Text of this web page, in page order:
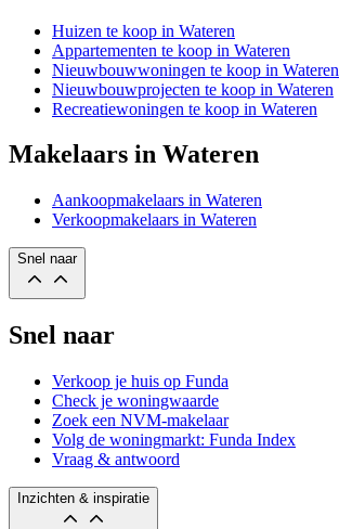
Huizen te koop in Wateren
Appartementen te koop in Wateren
Nieuwbouwwoningen te koop in Wateren
Nieuwbouwprojecten te koop in Wateren
Recreatiewoningen te koop in Wateren
Makelaars in Wateren
Aankoopmakelaars in Wateren
Verkoopmakelaars in Wateren
Snel naar
Snel naar
Verkoop je huis op Funda
Check je woningwaarde
Zoek een NVM-makelaar
Volg de woningmarkt: Funda Index
Vraag & antwoord
Inzichten & inspiratie